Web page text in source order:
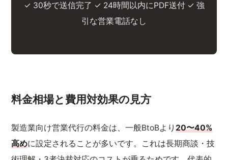
✓ 30秒で送信完了 ✓ 24時間以内にPDF送付 ✓ 強
引な営業電話なし
料金相場と費用対効果の見方
製造業向け営業代行の料金は、一般BtoBより20〜40%
高めに設定されることが多いです。これは長期商談・技